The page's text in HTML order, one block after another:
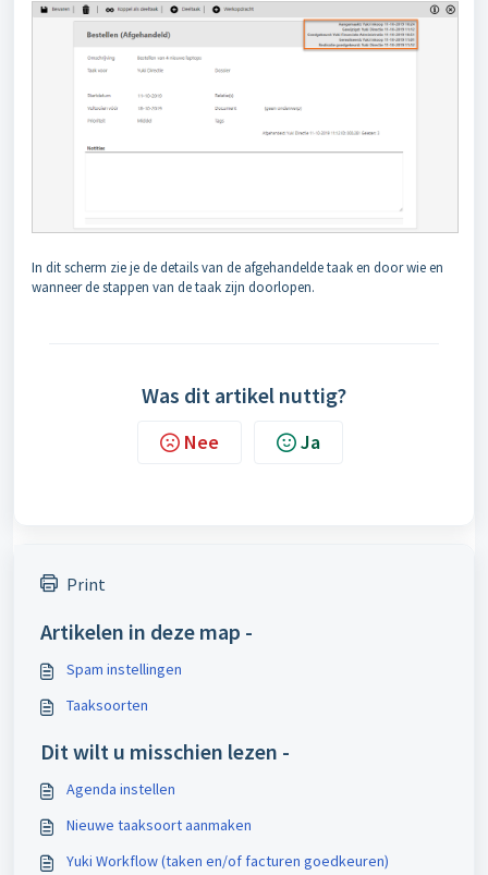
In dit scherm zie je de details van de afgehandelde taak en door wie en
wanneer de stappen van de taak zijn doorlopen.
Was dit artikel nuttig?
Nee Ja
Print
Artikelen in deze map -
Spam instellingen
Taaksoorten
Dit wilt u misschien lezen -
Agenda instellen
Nieuwe taaksoort aanmaken
Yuki Workflow (taken en/of facturen goedkeuren)